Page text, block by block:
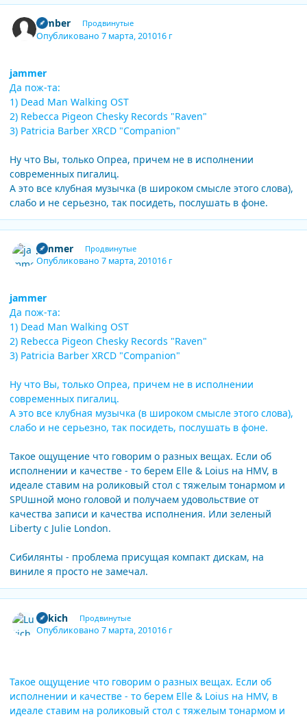
Bimber Продвинутые
Опубликовано7 марта, 201016 г
jammer
Да пож-та:
1) Dead Man Walking OST
2) Rebecca Pigeon Chesky Records "Raven"
3) Patricia Barber XRCD "Companion"
Ну что Вы, только Опреа, причем не в исполнении
современных пигалиц.
А это все клубная музычка (в широком смысле этого слова),
слабо и не серьезно, так посидеть, послушать в фоне.
jammer Продвинутые
Опубликовано7 марта, 201016 г
jammer
Да пож-та:
1) Dead Man Walking OST
2) Rebecca Pigeon Chesky Records "Raven"
3) Patricia Barber XRCD "Companion"
Ну что Вы, только Опреа, причем не в исполнении
современных пигалиц.
А это все клубная музычка (в широком смысле этого слова),
слабо и не серьезно, так посидеть, послушать в фоне.
Такое ощущение что говорим о разных вещах. Если об
исполнении и качестве - то берем Elle & Loius на HMV, в
идеале ставим на роликовый стол с тяжелым тонармом и
SPUшной моно головой и получаем удовольствие от
качества записи и качества исполнения. Или зеленый
Liberty с Julie London.
Сибилянты - проблема присущая компакт дискам, на
виниле я просто не замечал.
Lukich Продвинутые
Опубликовано7 марта, 201016 г
Такое ощущение что говорим о разных вещах. Если об
исполнении и качестве - то берем Elle & Loius на HMV, в
идеале ставим на роликовый стол с тяжелым тонармом и